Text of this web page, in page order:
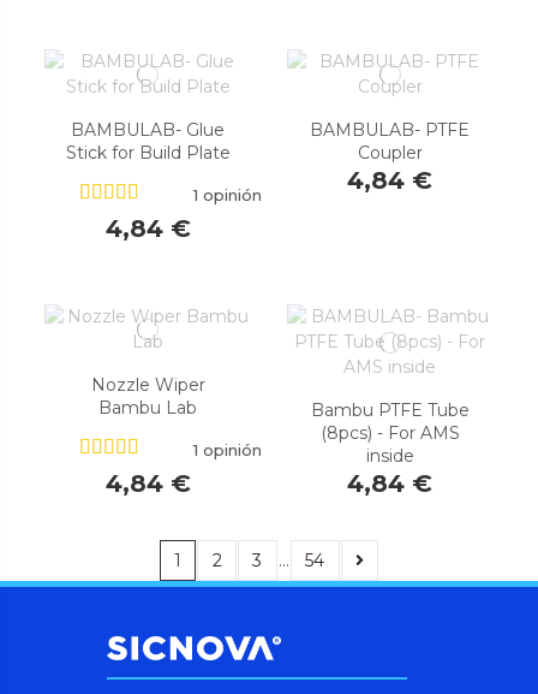
BAMBULAB- Glue
Stick for Build Plate
1 opinión
4,84 €
BAMBULAB- PTFE
Coupler
4,84 €
Nozzle Wiper
Bambu Lab
1 opinión
4,84 €
Bambu PTFE Tube
(8pcs) - For AMS
inside
4,84 €
1 2 3 … 54